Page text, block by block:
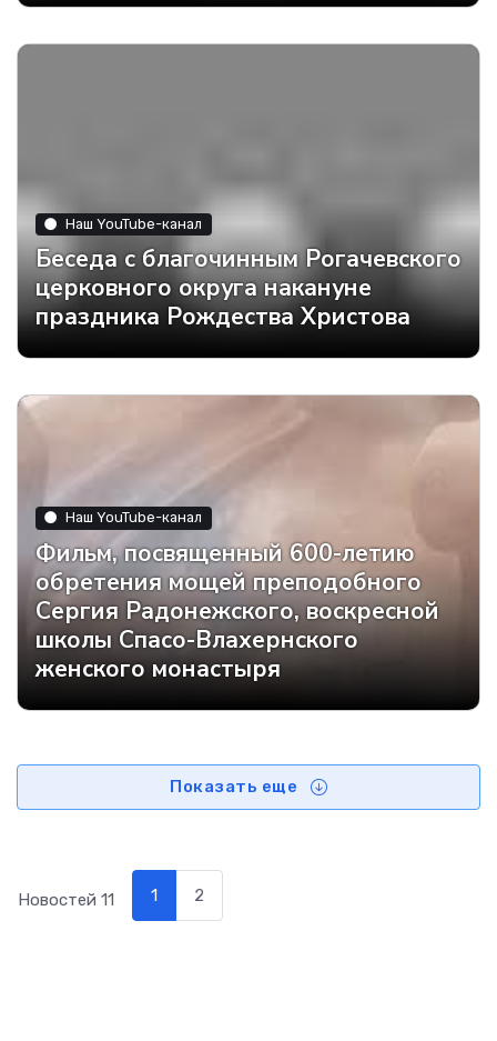
Наш YouTube-канал
Беседа с благочинным Рогачевского
церковного округа накануне
праздника Рождества Христова
Наш YouTube-канал
Фильм, посвященный 600-летию
обретения мощей преподобного
Сергия Радонежского, воскресной
школы Спасо-Влахернского
женского монастыря
Показать еще
Новостей 11 1 2